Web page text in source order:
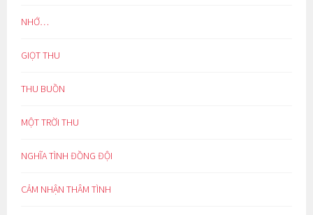
NHỚ…
GIỌT THU
THU BUỒN
MỘT TRỜI THU
NGHĨA TÌNH ĐỒNG ĐỘI
CẢM NHẬN THÂM TÌNH